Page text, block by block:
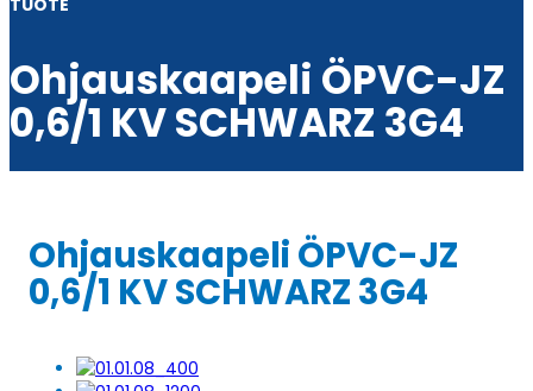
TUOTE
Ohjauskaapeli ÖPVC-JZ
0,6/1 KV SCHWARZ 3G4
Ohjauskaapeli ÖPVC-JZ
0,6/1 KV SCHWARZ 3G4